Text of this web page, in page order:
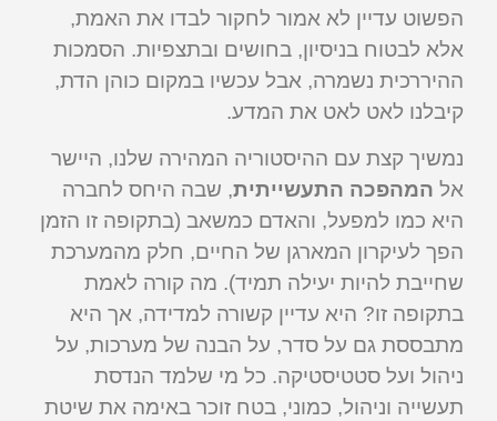
הפשוט עדיין לא אמור לחקור לבדו את האמת,
אלא לבטוח בניסיון, בחושים ובתצפיות. הסמכות
ההיררכית נשמרה, אבל עכשיו במקום כוהן הדת,
קיבלנו לאט לאט את המדע.
נמשיך קצת עם ההיסטוריה המהירה שלנו, היישר
אל המהפכה התעשייתית, שבה היחס לחברה
היא כמו למפעל, והאדם כמשאב (בתקופה זו הזמן
הפך לעיקרון המארגן של החיים, חלק מהמערכת
שחייבת להיות יעילה תמיד). מה קורה לאמת
בתקופה זו? היא עדיין קשורה למדידה, אך היא
מתבססת גם על סדר, על הבנה של מערכות, על
ניהול ועל סטטיסטיקה. כל מי שלמד הנדסת
תעשייה וניהול, כמוני, בטח זוכר באימה את שיטת